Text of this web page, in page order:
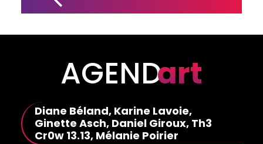
AGENDart
Diane Béland, Karine Lavoie,
Ginette Asch, Daniel Giroux, Th3
Cr0w 13.13, Mélanie Poirier